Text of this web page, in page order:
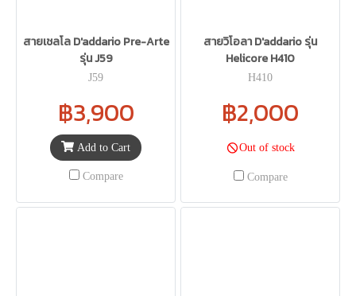
สายเชลโล D'addario Pre-Arte
รุ่น J59
J59
฿3,900
Add to Cart
Compare
สายวิโอลา D'addario รุ่น
Helicore H410
H410
฿2,000
Out of stock
Compare